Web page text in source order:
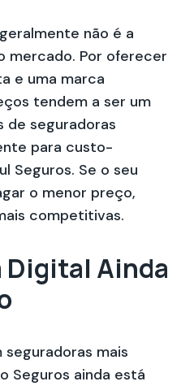
não é a
mercado. Por oferecer
e uma marca
tendem a ser um
de seguradoras
para custo-
Seguros. Se o seu
o menor preço,
competitivas.
Digital Ainda
mais
Seguros ainda está